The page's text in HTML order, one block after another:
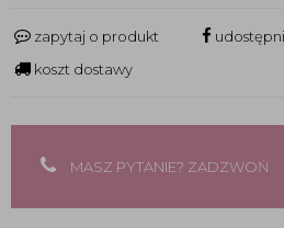
zapytaj o produkt
koszt dostawy
MASZ PYTANIE? ZADZWOŃ